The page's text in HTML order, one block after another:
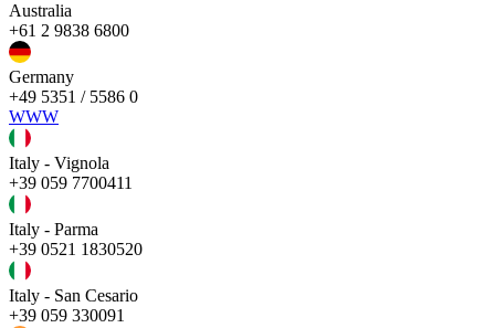
Australia
+61 2 9838 6800
Germany
+49 5351 / 5586 0
WWW
Italy - Vignola
+39 059 7700411
Italy - Parma
+39 0521 1830520
Italy - San Cesario
+39 059 330091